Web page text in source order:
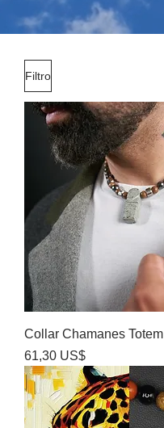
Filtro
Collar Chamanes Totem
Precio
61,30 US$